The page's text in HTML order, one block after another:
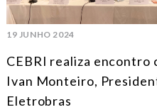
19 JUNHO 2024
CEBRI realiza encontro
Ivan Monteiro,
Eletrobras